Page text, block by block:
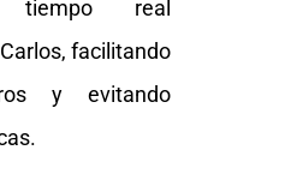
real
facilitando
y evitando